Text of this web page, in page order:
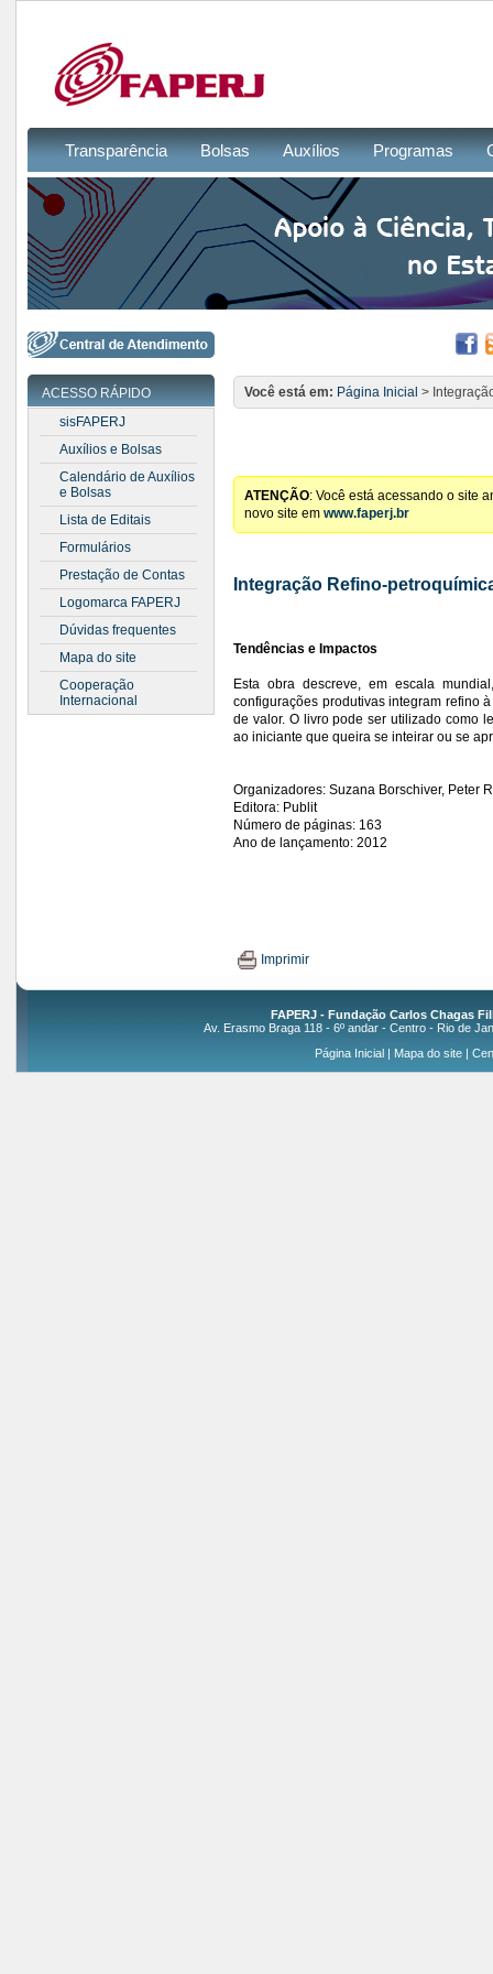
Transparência Bolsas Auxílios Programas
ACESSO RÁPIDO
sisFAPERJ
Auxílios e Bolsas
Calendário de Auxílios
e Bolsas
Lista de Editais
Formulários
Prestação de Contas
Logomarca FAPERJ
Dúvidas frequentes
Mapa do site
Cooperação
Internacional
Você está em: Página Inicial >
ATENÇÃO: Você está acessando o site
novo site em www.faperj.br
Integração Refino-
Tendências e Impactos
Esta obra descreve, em escala
configurações produtivas integram refino
de valor. O livro pode ser utilizado como
ao iniciante que queira se inteirar ou se
Organizadores: Suzana Borschiver, Peter
Editora: Publit
Número de páginas: 163
Ano de lançamento: 2012
Imprimir
FAPERJ - Fundação Carlos Chagas
Av. Erasmo Braga 118 - 6º andar - Centro - Rio de
Página Inicial| Mapa do site|